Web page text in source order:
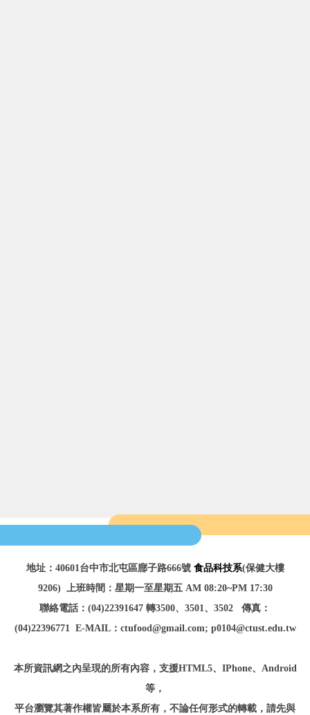
地址：40601台中市北屯區廍子路666號 食品科技系(保健大樓
9206)
上班時間：星期一至星期五 AM 08:20~PM 17:30
聯絡電話：(04)22391647 轉3500、3501、3502 傳真：
(04)22396771 E-MAIL：ctufood@gmail.com; p0104@ctust.edu.tw
本所資訊網之內呈現的所有內容， 支援HTML5、IPhone、Android
等 ，
平台瀏覽其著作權皆屬於本系所有，不論任何形式的轉載，請先與